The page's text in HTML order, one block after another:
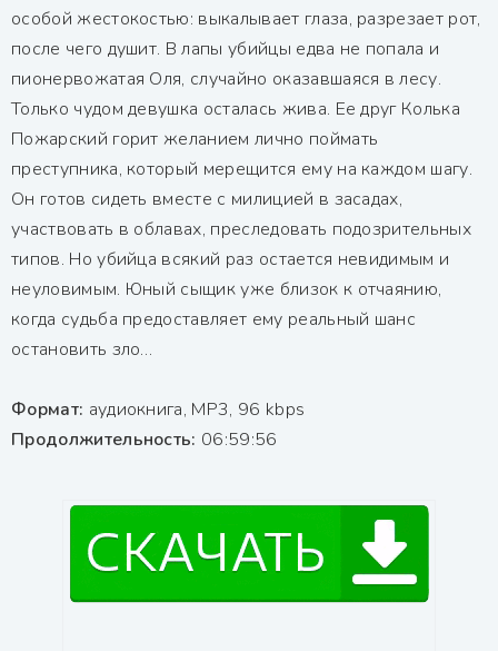
особой жестокостью: выкалывает глаза, разрезает рот,
после чего душит. В лапы убийцы едва не попала и
пионервожатая Оля, случайно оказавшаяся в лесу.
Только чудом девушка осталась жива. Ее друг Колька
Пожарский горит желанием лично поймать
преступника, который мерещится ему на каждом шагу.
Он готов сидеть вместе с милицией в засадах,
участвовать в облавах, преследовать подозрительных
типов. Но убийца всякий раз остается невидимым и
неуловимым. Юный сыщик уже близок к отчаянию,
когда судьба предоставляет ему реальный шанс
остановить зло…
Формат: аудиокнига, MP3, 96 kbps
Продолжительность: 06:59:56